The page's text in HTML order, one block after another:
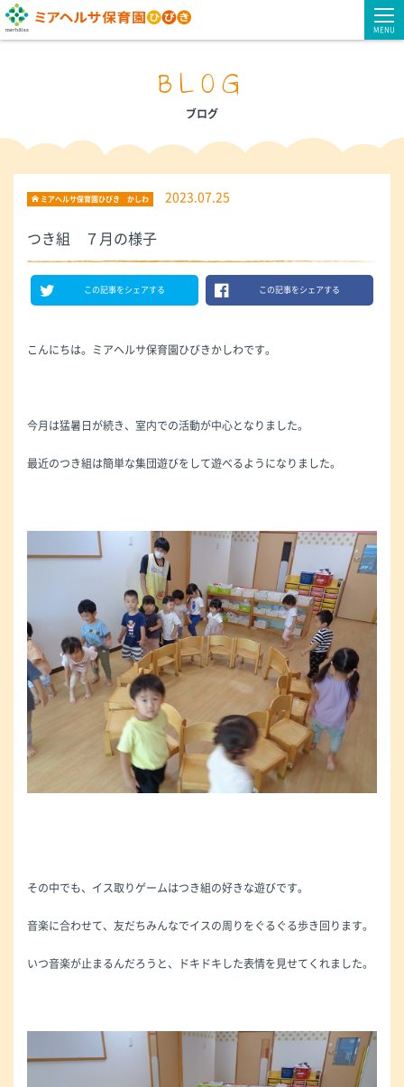
MENU
BLOG
ブログ
ミアヘルサ保育園ひびき かしわ 2023.07.25
つき組 ７月の様子
この記事をシェアする この記事をシェアする
こんにちは。ミアヘルサ保育園ひびきかしわです。
今月は猛暑日が続き、室内での活動が中心となりました。
最近のつき組は簡単な集団遊びをして遊べるようになりました。
その中でも、イス取りゲームはつき組の好きな遊びです。
音楽に合わせて、友だちみんなでイスの周りをぐるぐる歩き回ります。
いつ音楽が止まるんだろうと、ドキドキした表情を見せてくれました。